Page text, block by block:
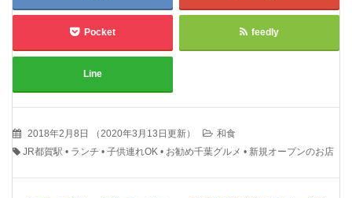
Pocket feedly
Line
2018年2月8日 （2020年3月13日更新）
和食
JR都賀駅 • ランチ • 子供連れOK • お勧め千葉グルメ • 新規オープンのお店